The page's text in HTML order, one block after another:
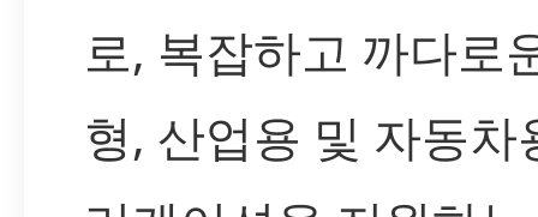
로, 복잡하고 까다로
형, 산업용 및 자동차